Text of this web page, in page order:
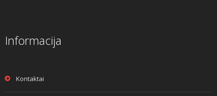
Informacija
Kontaktai